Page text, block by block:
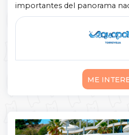
importantes del panorama
Torrevieja. Puedes reservar
Aquópolis Torrevieja
ME